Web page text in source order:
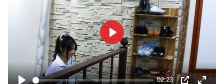
02:23
Play